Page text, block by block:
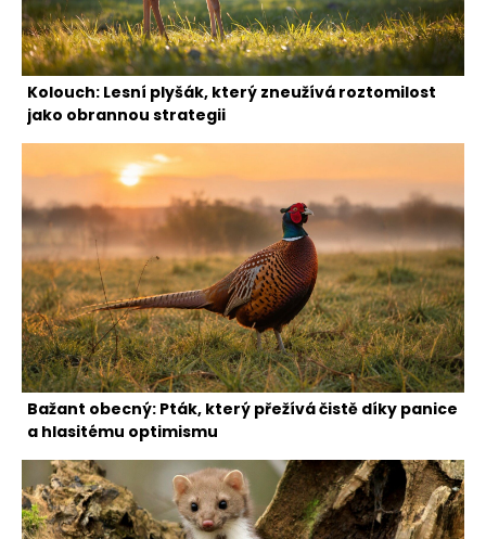
Kolouch: Lesní plyšák, který zneužívá roztomilost
jako obrannou strategii
Bažant obecný: Pták, který přežívá čistě díky panice
a hlasitému optimismu